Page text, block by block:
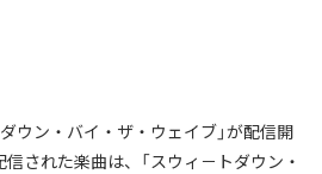
ウン・バイ・ザ・ウェイブ」が配信開
された楽曲は、「スウィ－トダウン・